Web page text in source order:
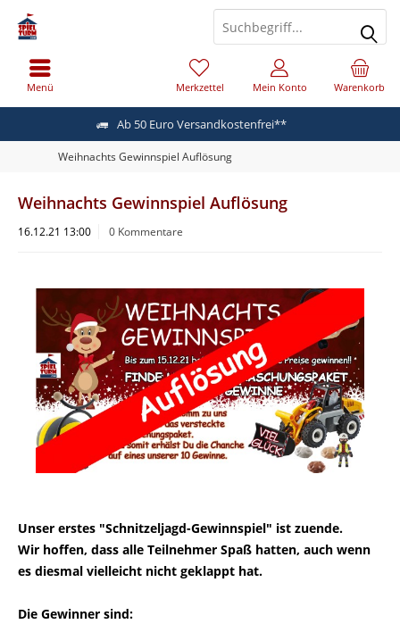
Ab 50 Euro Versandkostenfrei**
Menü Warenkorb
Merkzettel Mein Konto
Weihnachts Gewinnspiel Auflösung
Weihnachts Gewinnspiel Auflösung
16.12.21 13:00 0 Kommentare
Unser erstes "Schnitzeljagd-Gewinnspiel" ist zuende.
Wir hoffen, dass alle Teilnehmer Spaß hatten, auch wenn
es diesmal vielleicht nicht geklappt hat.
Die Gewinner sind: